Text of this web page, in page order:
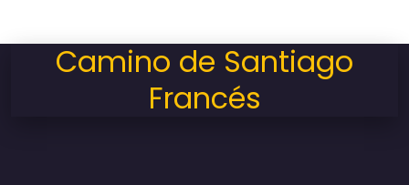
Camino de Santiago
Francés